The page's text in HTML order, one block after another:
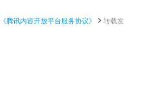
《腾讯内容开放平台服务协议》
转载发